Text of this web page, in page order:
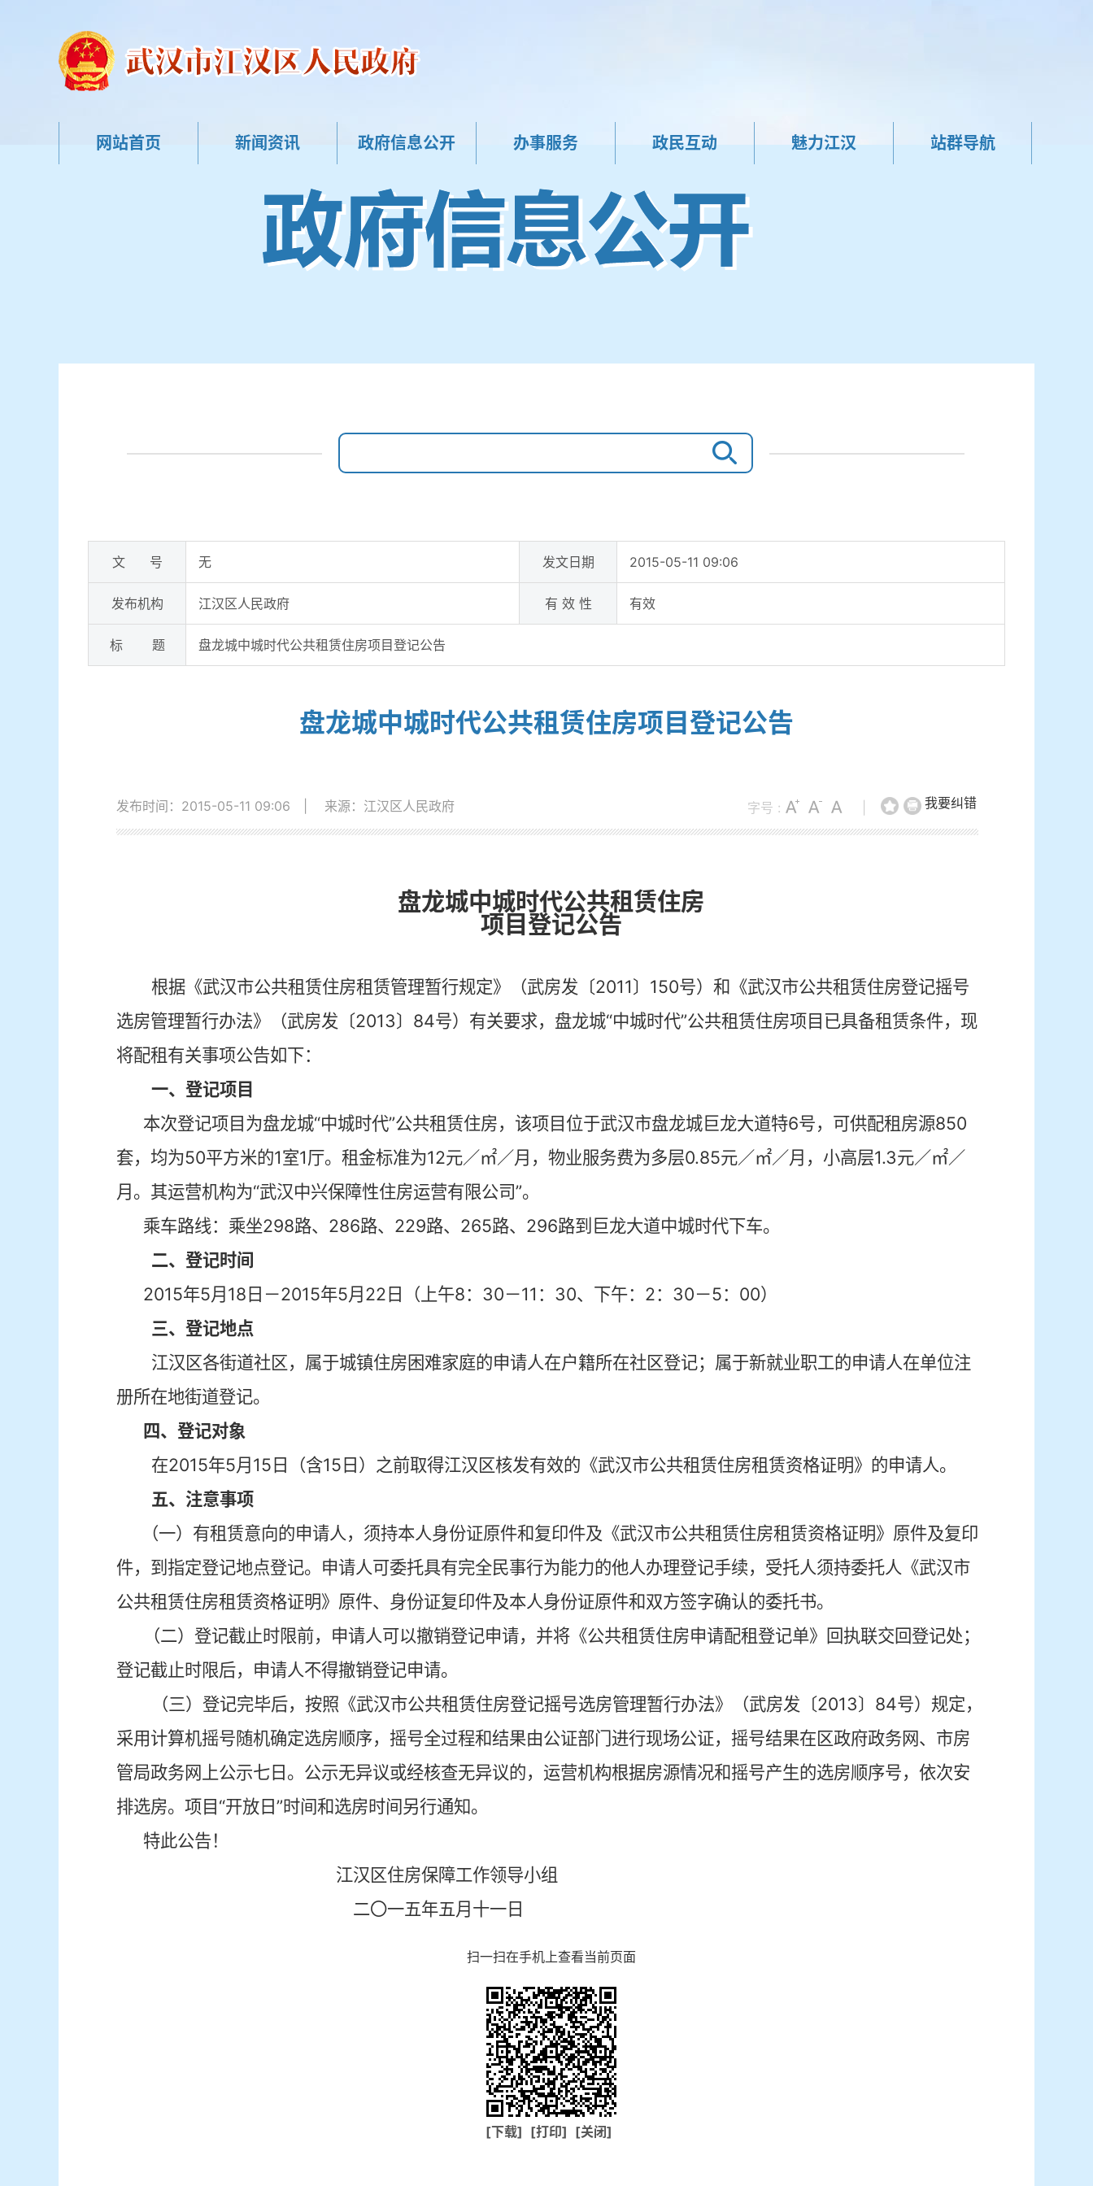
网站首页 新闻资讯 政府信息公开 办事服务 政民互动 魅力江汉 站群导航
文 号 无 发文日期 2015-05-11 09:06
发布机构 江汉区人民政府 有 效 性 有效
标 题 盘龙城中城时代公共租赁住房项目登记公告
盘龙城中城时代公共租赁住房项目登记公告
我要纠错
字号 :
发布时间：2015-05-11 09:06 来源：江汉区人民政府
盘龙城中城时代公共租赁住房
项目登记公告
根据《武汉市公共租赁住房租赁管理暂行规定》（武房发〔2011〕 150号）和《武汉市公共租赁住房登记摇号
选房管理暂行办法》（武房发〔2013〕 84号）有关要求，盘龙城“中城时代”公共租赁住房项目已具备租赁条件，现
将配租有关事项公告如下：
一、登记项目
本次登记项目为盘龙城“中城时代”公共租赁住房，该项目位于武汉市盘龙城巨龙大道特6号，可供配租房源850
套，均为50平方米的1室1厅。租金标准为12元／㎡／月，物业服务费为多层0.85元／㎡／月，小高层1.3元／㎡／
月。其运营机构为“武汉中兴保障性住房运营有限公司”。
乘车路线：乘坐298路、 286路、 229路、 265路、 296路到巨龙大道中城时代下车。
二、登记时间
2015年5月18日－2015年5月22日（上午8： 30－11 ： 30、下午： 2： 30－5： 00）
三、登记地点
江汉区各街道社区，属于城镇住房困难家庭的申请人在户籍所在社区登记；属于新就业职工的申请人在单位注
册所在地街道登记。
四、登记对象
在2015年5月15日（含15日）之前取得江汉区核发有效的《武汉市公共租赁住房租赁资格证明》的申请人。
五、注意事项
（一）有租赁意向的申请人，须持本人身份证原件和复印件及《武汉市公共租赁住房租赁资格证明》原件及复印
件，到指定登记地点登记。申请人可委托具有完全民事行为能力的他人办理登记手续，受托人须持委托人《武汉市
公共租赁住房租赁资格证明》原件、身份证复印件及本人身份证原件和双方签字确认的委托书。
（二）登记截止时限前，申请人可以撤销登记申请，并将《公共租赁住房申请配租登记单》回执联交回登记处；
登记截止时限后，申请人不得撤销登记申请。
（三）登记完毕后，按照《武汉市公共租赁住房登记摇号选房管理暂行办法》（武房发〔2013〕 84号）规定，
采用计算机摇号随机确定选房顺序，摇号全过程和结果由公证部门进行现场公证，摇号结果在区政府政务网、市房
管局政务网上公示七日。公示无异议或经核查无异议的，运营机构根据房源情况和摇号产生的选房顺序号，依次安
排选房。项目“开放日”时间和选房时间另行通知。
特此公告！
江汉区住房保障工作领导小组
二〇一五年五月十一日
扫一扫在手机上查看当前页面
[下载] [打印] [关闭]